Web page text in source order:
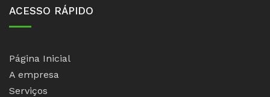
ACESSO RÁPIDO
Página Inicial
A empresa
Serviços